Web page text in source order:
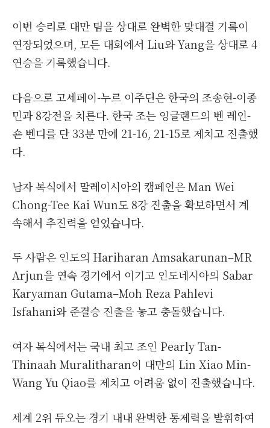
이번 승리로 대만 팀을 상대로 완벽한 맞대결 기록이
연장되었으며, 모든 대회에서 Liu와 Yang을 상대로 4
연승을 기록했습니다.
다음으로 고세페이-누르 이주딘은 한국의 조송현-이종
민과 8강전을 치른다. 한국 조는 잉글랜드의 벤 레인-
숀 벤디를 단 33분 만에 21-16, 21-15로 제치고 진출했
다.
남자 복식에서 말레이시아의 캠페인은 Man Wei
Chong-Tee Kai Wun도 8강 진출을 확보하면서 계
속해서 추진력을 얻었습니다.
두 사람은 인도의 Hariharan Amsakarunan–MR
Arjun을 연속 경기에서 이기고 인도네시아의 Sabar
Karyaman Gutama–Moh Reza Pahlevi
Isfahani와 준결승 진출을 놓고 충돌했습니다.
여자 복식에서는 국내 최고 조인 Pearly Tan-
Thinaah Muralitharan이 대만의 Lin Xiao Min-
Wang Yu Qiao를 제치고 어려움 없이 진출했습니다.
세계 2위 듀오는 경기 내내 완벽한 통제력을 발휘하여